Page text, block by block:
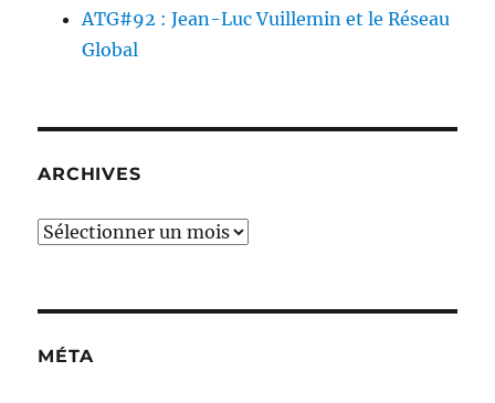
ATG#92 : Jean-Luc Vuillemin et le Réseau
Global
ARCHIVES
Archives
MÉTA